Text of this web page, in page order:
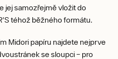
jej samozřejmě vložit do
téhož běžného formátu.
Midori papíru najdete nejprve
se sloupci – pro